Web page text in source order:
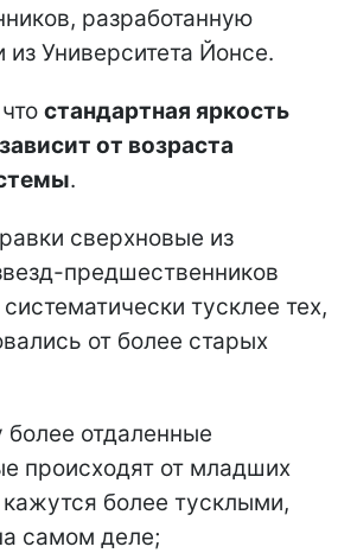
разработанную
Университета Йонсе.
стандартная яркость
от возраста
.
сверхновые из
предшественников
тусклее тех,
от более старых
более отдаленные
происходят от младших
кажутся более тусклыми,
самом деле;